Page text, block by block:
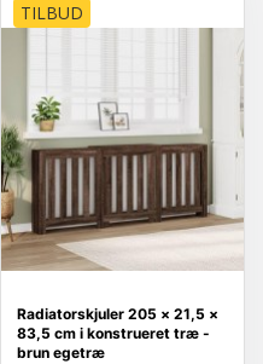
TILBUD
Radiatorskjuler 205 × 21,5 ×
83,5 cm i konstrueret træ -
brun egetræ